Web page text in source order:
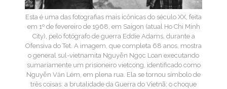
Esta é uma das fotografias mais icônicas do século XX, feita
em 1º de fevereiro de 1968, em Saigon (atual Ho Chi Minh
City), pelo fotógrafo de guerra Eddie Adams, durante a
Ofensiva do Tet. A imagem, que completa 68 anos, mostra
o general sul-vietnamita Nguyễn Ngọc Loan executando
sumariamente um prisioneiro vietcong, identificado como
Nguyễn Văn Lém, em plena rua. Ela se tornou símbolo de
três coisas: a brutalidade da Guerra do Vietnã; o choque